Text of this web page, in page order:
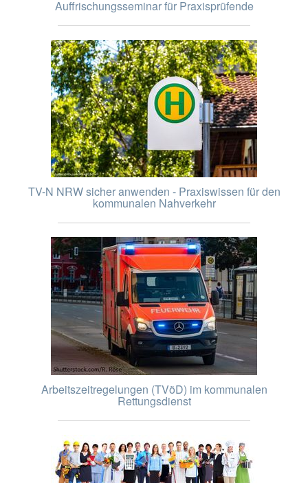
Auffrischungsseminar für Praxisprüfende
TV-N NRW sicher anwenden - Praxiswissen für den
kommunalen Nahverkehr
Arbeitszeitregelungen (TVöD) im kommunalen
Rettungsdienst